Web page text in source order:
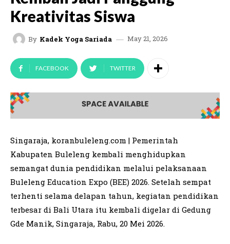
Kreativitas Siswa
By Kadek Yoga Sariada May 21, 2026
FACEBOOK TWITTER
Singaraja, koranbuleleng.com | Pemerintah
Kabupaten Buleleng kembali menghidupkan
semangat dunia pendidikan melalui pelaksanaan
Buleleng Education Expo (BEE) 2026. Setelah sempat
terhenti selama delapan tahun, kegiatan pendidikan
terbesar di Bali Utara itu kembali digelar di Gedung
Gde Manik, Singaraja, Rabu, 20 Mei 2026.